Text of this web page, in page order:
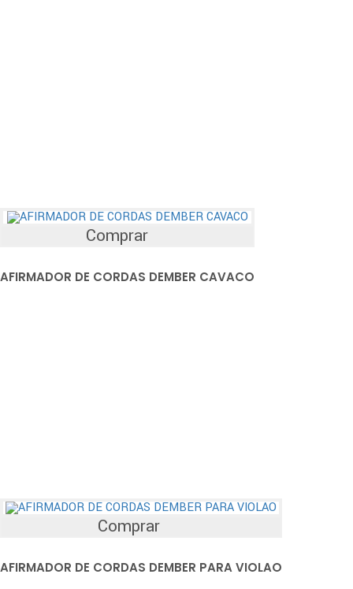
Comprar
AFIRMADOR DE CORDAS DEMBER CAVACO
Comprar
AFIRMADOR DE CORDAS DEMBER PARA VIOLAO